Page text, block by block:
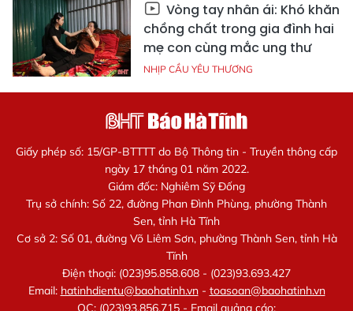
Vòng tay nhân ái: Khó khăn
chồng chất trong gia đình hai
mẹ con cùng mắc ung thư
NHỊP CẦU YÊU THƯƠNG
Giấy phép số: 15/GP-BTTTT do Bộ Thông tin - Truyền thông cấp
ngày 17 tháng 01 năm 2022.
Giám đốc: Nghiêm Sỹ Đống
Trụ sở chính: Số 22, đường Phan Đình Phùng, phường Thành
Sen, tỉnh Hà Tĩnh
Cơ sở 2: Số 01, đường Võ Liêm Sơn, phường Thành Sen, tỉnh Hà
Tĩnh
Điện thoại: (023)95.858.608 - (023)93.693.427
Email: hatinhdientu@baohatinh.vn- toasoan@baohatinh.vn
QC: (023)93.856.715 - Email quảng cáo: